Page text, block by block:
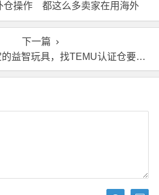
仓操作
都这么多卖家在用海外
仓？
下一篇
智玩具，找TEMU认证仓要注意什么